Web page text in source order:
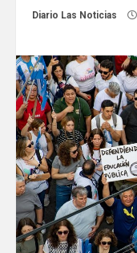
Diario Las Noticias